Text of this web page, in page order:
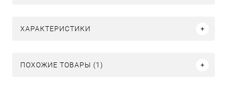
ХАРАКТЕРИСТИКИ
ПОХОЖИЕ ТОВАРЫ (1)